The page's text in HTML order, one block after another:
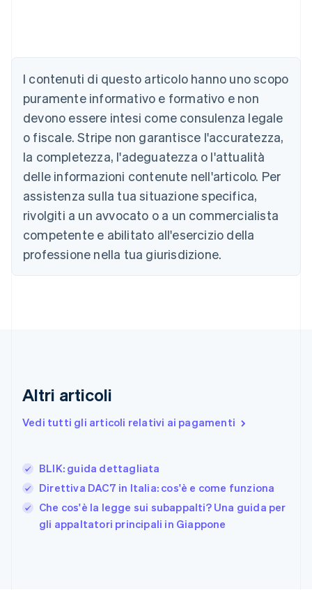
I contenuti di questo articolo hanno uno scopo
puramente informativo e formativo e non
devono essere intesi come consulenza legale
o fiscale. Stripe non garantisce l'accuratezza,
la completezza, l'adeguatezza o l'attualità
delle informazioni contenute nell'articolo. Per
assistenza sulla tua situazione specifica,
rivolgiti a un avvocato o a un commercialista
competente e abilitato all'esercizio della
professione nella tua giurisdizione.
Altri articoli
Vedi tutti gli articoli relativi ai pagamenti
BLIK: guida dettagliata
Direttiva DAC7 in Italia: cos'è e come funziona
Che cos'è la legge sui subappalti? Una guida per
gli appaltatori principali in Giappone
NederlandsFrançaisDeutschEnglish
Brasile
Bulgaria
English
Canada
English Français
Cina continentale
简体中文English
English
Croazia
English
Danimarca
English
FrançaisEnglish
DeutschEnglish
Gibilterra
English
Grecia
English
India
English